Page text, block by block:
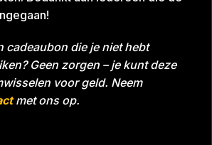
cadeaubon die je niet hebt
Geen zorgen – je kunt deze
voor geld. Neem
met ons op.
Datum 07-04-2024
Grill With A Thrill